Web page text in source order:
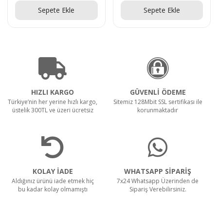
Sepete Ekle
Sepete Ekle
HIZLI KARGO
Türkiye’nin her yerine hızlı kargo,
üstelik 300TL ve üzeri ücretsiz
GÜVENLİ ÖDEME
Sitemiz 128Mbit SSL sertifikası ile
korunmaktadır
KOLAY İADE
Aldığınız ürünü iade etmek hiç
bu kadar kolay olmamıştı
WHATSAPP SİPARİŞ
7x24 Whatsapp Üzerinden de
Sipariş Verebilirsiniz.